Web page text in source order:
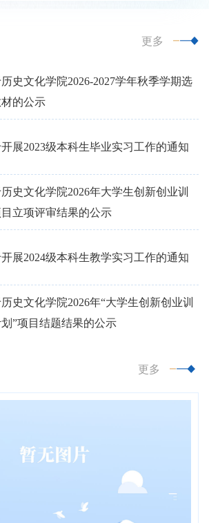
更多
史文化学院2026-2027学年秋季学期选
材的公示
展2023级本科生毕业实习工作的通知
史文化学院2026年大学生创新创业训
立项评审结果的公示
展2024级本科生教学实习工作的通知
史文化学院2026年“大学生创新创业训
”项目结题结果的公示
更多